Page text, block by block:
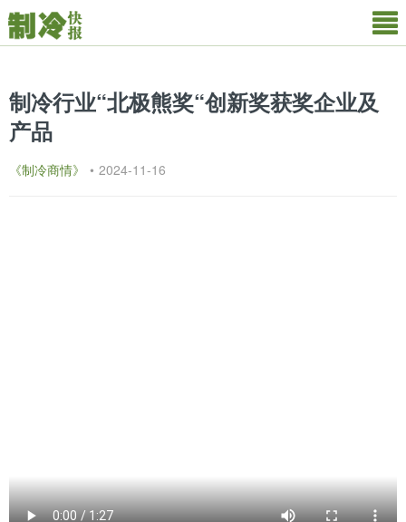
制冷行业“北极熊奖“创新奖获奖企业及
产品
《制冷商情》 • 2024-11-16